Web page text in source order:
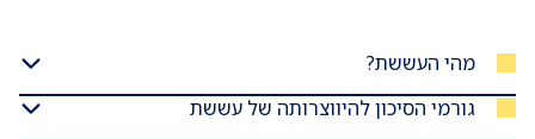
מהי העששת?
גורמי הסיכון להיווצרותה של עששת